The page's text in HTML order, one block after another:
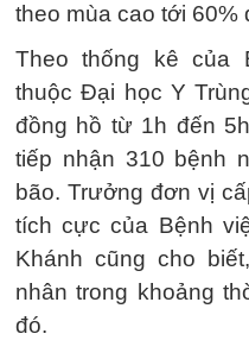
theo mùa cao tới 60%
Theo thống kê của
thuộc Đại học Y
đồng hồ từ 1h đến
tiếp nhận 310 bệnh
bão. Trưởng đơn vị
tích cực của Bệnh
Khánh cũng cho
nhân trong khoảng
đó.